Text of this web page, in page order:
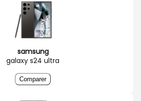
samsung
galaxy s24 ultra
Comparer